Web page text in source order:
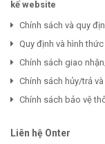
kế website
Chính sách và quy
Quy định và hình
Chính sách giao
Chính sách hủy/trả
Chính sách bảo vệ
Liên hệ Onter